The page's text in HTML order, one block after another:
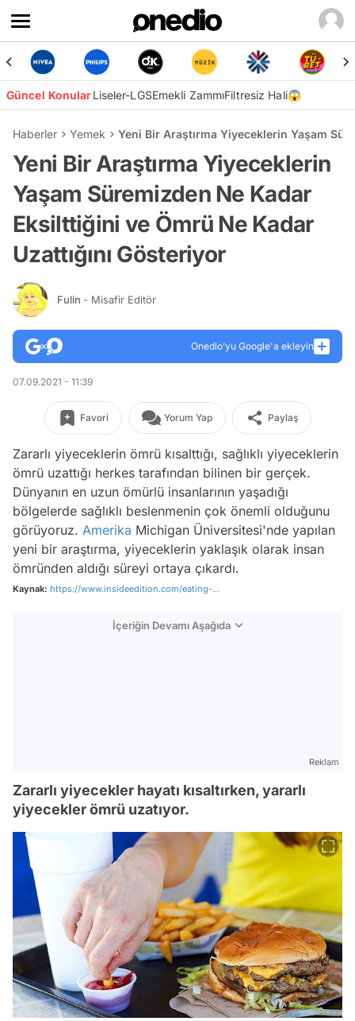
Güncel KonularLiseler-LGSEmekli ZammıFiltresiz Hali😱
Haberler Yemek Yeni Bir Araştırma Yiyeceklerin Yaşam
Yeni Bir Araştırma Yiyeceklerin
Yaşam Süremizden Ne Kadar
Eksilttiğini ve Ömrü Ne Kadar
Uzattığını Gösteriyor
Fulin - Misafir Editör
Onedio’yu Google'a ekleyin
07.09.2021 - 11:39
Favori Yorum Yap Paylaş
Zararlı yiyeceklerin ömrü kısalttığı, sağlıklı yiyeceklerin
ömrü uzattığı herkes tarafından bilinen bir gerçek.
Dünyanın en uzun ömürlü insanlarının yaşadığı
bölgelerde sağlıklı beslenmenin çok önemli olduğunu
görüyoruz. Amerika Michigan Üniversitesi'nde yapılan
yeni bir araştırma, yiyeceklerin yaklaşık olarak insan
ömründen aldığı süreyi ortaya çıkardı.
Kaynak: https://www.insideedition.com/eating-...
İçeriğin Devamı Aşağıda
Reklam
Zararlı yiyecekler hayatı kısaltırken, yararlı
yiyecekler ömrü uzatıyor.